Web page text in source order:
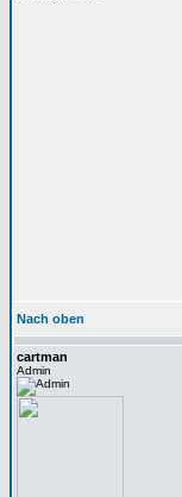
Nach oben
cartman
Admin